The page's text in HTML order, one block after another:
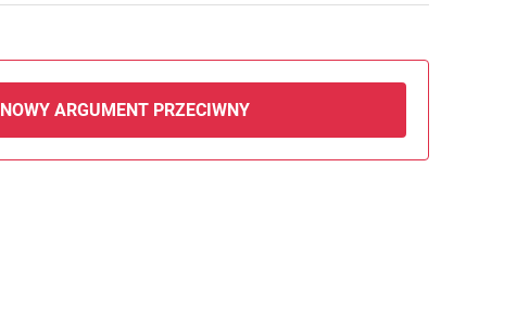
NOWY ARGUMENT PRZECIWNY